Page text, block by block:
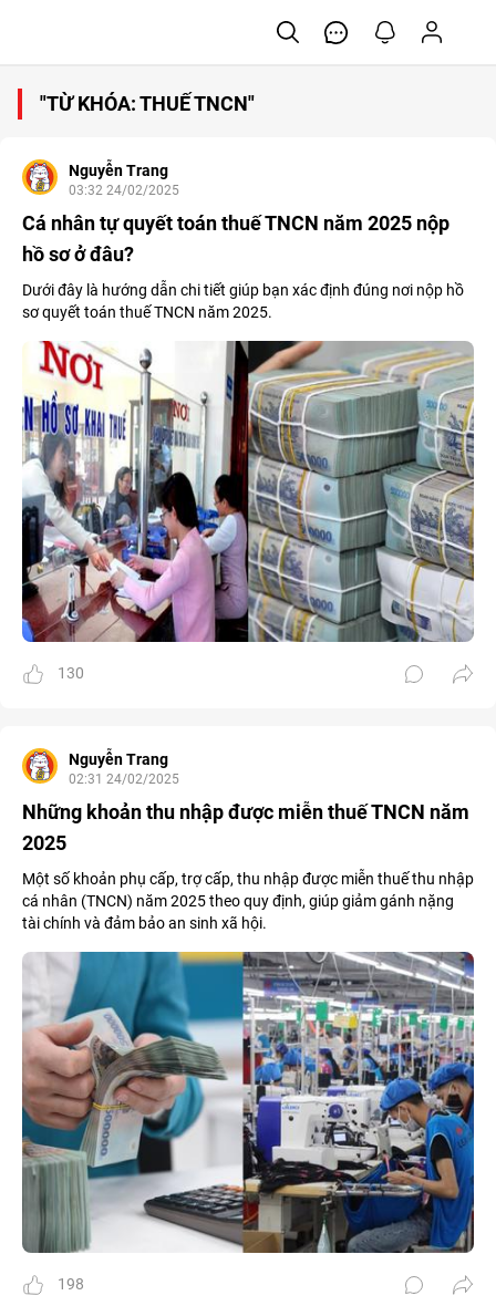
"TỪ KHÓA: THUẾ TNCN"
Nguyễn Trang
03:32 24/02/2025
Cá nhân tự quyết toán thuế TNCN năm 2025 nộp
hồ sơ ở đâu?
Dưới đây là hướng dẫn chi tiết giúp bạn xác định đúng nơi nộp hồ
sơ quyết toán thuế TNCN năm 2025.
130
Nguyễn Trang
02:31 24/02/2025
Những khoản thu nhập được miễn thuế TNCN năm
2025
Một số khoản phụ cấp, trợ cấp, thu nhập được miễn thuế thu nhập
cá nhân (TNCN) năm 2025 theo quy định, giúp giảm gánh nặng
tài chính và đảm bảo an sinh xã hội.
198